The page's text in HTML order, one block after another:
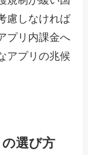
慮しなければ
プリ内課金へ
アプリの兆候
選び方